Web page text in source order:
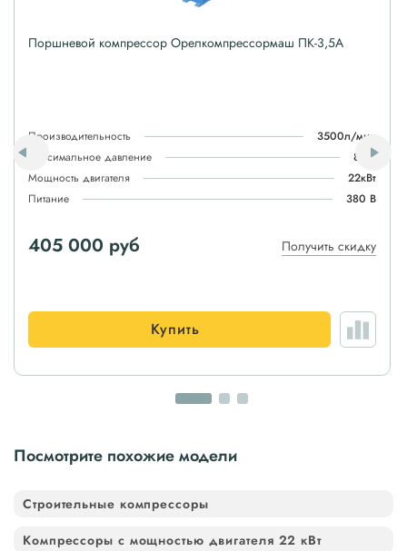
Поршневой компрессор Орелкомпрессормаш ПК-3,5А
Производительность
3500л/мин
Максимальное давление
8атм
Мощность двигателя
22кВт
Питание
380 В
405 000 руб Получить скидку
Купить
Посмотрите похожие модели
Строительные компрессоры
Компрессоры с мощностью двигателя 22 кВт